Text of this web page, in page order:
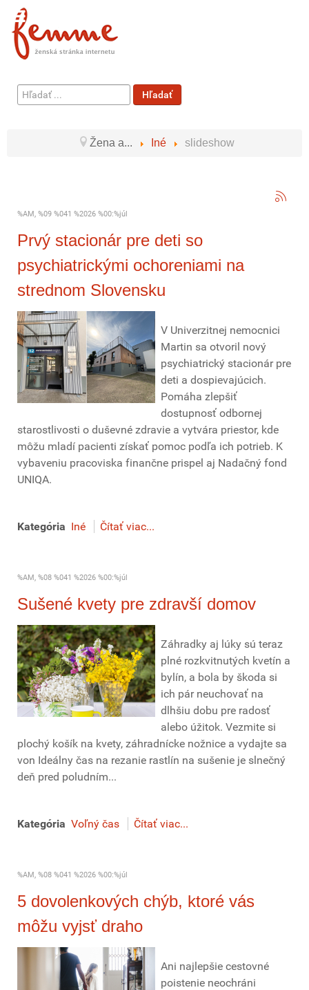
Hľadať
...
Hľadať
Žena a... Iné slideshow
%AM, %09 %041 %2026 %00:%júl
Prvý stacionár pre deti so
psychiatrickými ochoreniami na
strednom Slovensku
V Univerzitnej nemocnici
Martin sa otvoril nový
psychiatrický stacionár pre
deti a dospievajúcich.
Pomáha zlepšiť
dostupnosť odbornej
starostlivosti o duševné zdravie a vytvára priestor, kde
môžu mladí pacienti získať pomoc podľa ich potrieb. K
vybaveniu pracoviska finančne prispel aj Nadačný fond
UNIQA.
Kategória Iné Čítať viac...
%AM, %08 %041 %2026 %00:%júl
Sušené kvety pre zdravší domov
Záhradky aj lúky sú teraz
plné rozkvitnutých kvetín a
bylín, a bola by škoda si
ich pár neuchovať na
dlhšiu dobu pre radosť
alebo úžitok. Vezmite si
plochý košík na kvety, záhradnícke nožnice a vydajte sa
von Ideálny čas na rezanie rastlín na sušenie je slnečný
deň pred poludním...
Kategória Voľný čas Čítať viac...
%AM, %08 %041 %2026 %00:%júl
5 dovolenkových chýb, ktoré vás
môžu vyjsť draho
Ani najlepšie cestovné
poistenie neochráni